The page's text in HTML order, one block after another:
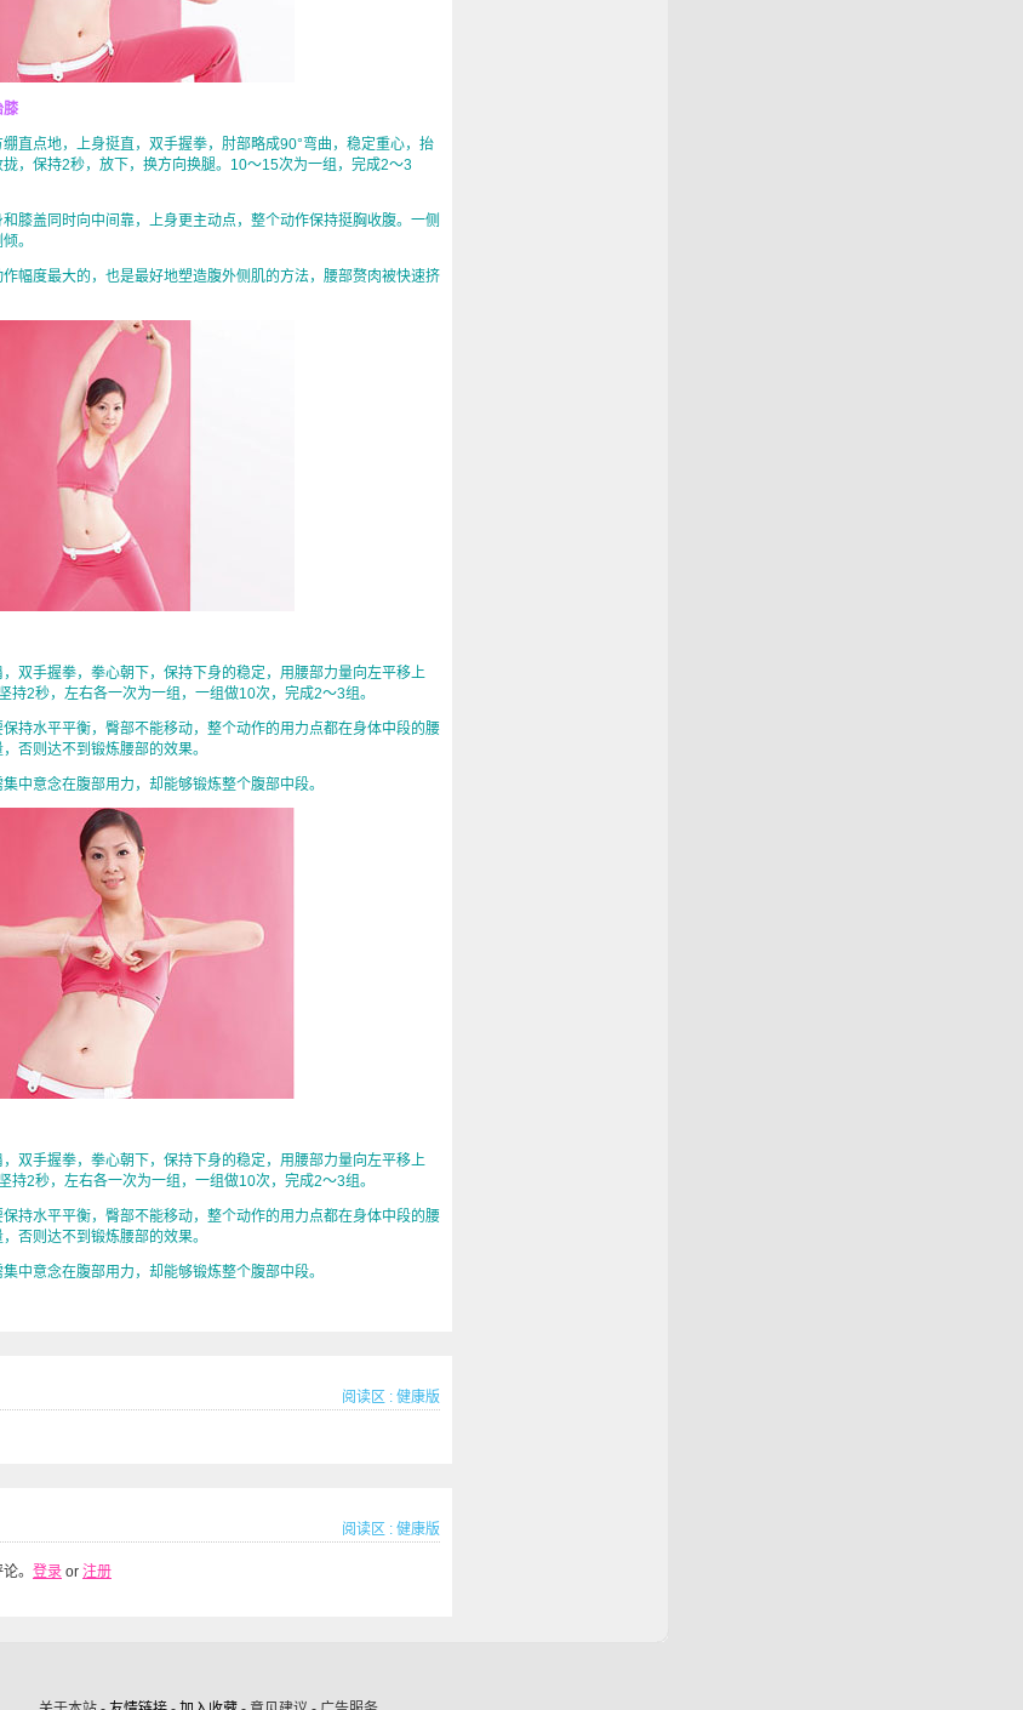
点地，上身挺直，双手握拳，肘部略成90°弯曲，稳定重心，抬
，保持2秒，放下，换方向换腿。10～15次为一组，完成2～3
盖同时向中间靠，上身更主动点，整个动作保持挺胸收腹。一侧
。
度最大的，也是最好地塑造腹外侧肌的方法，腰部赘肉被快速挤
手握拳，拳心朝下，保持下身的稳定，用腰部力量向左平移上
持2秒，左右各一次为一组，一组做10次，完成2～3组。
水平平衡，臀部不能移动，整个动作的用力点都在身体中段的腰
否则达不到锻炼腰部的效果。
意念在腹部用力，却能够锻炼整个腹部中段。
手握拳，拳心朝下，保持下身的稳定，用腰部力量向左平移上
持2秒，左右各一次为一组，一组做10次，完成2～3组。
水平平衡，臀部不能移动，整个动作的用力点都在身体中段的腰
否则达不到锻炼腰部的效果。
意念在腹部用力，却能够锻炼整个腹部中段。
阅读区 : 健康版
阅读区 : 健康版
。 登录 or 注册